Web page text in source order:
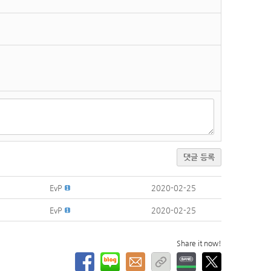
댓글 등록
EvP 2020-02-25
EvP 2020-02-25
Share it now!